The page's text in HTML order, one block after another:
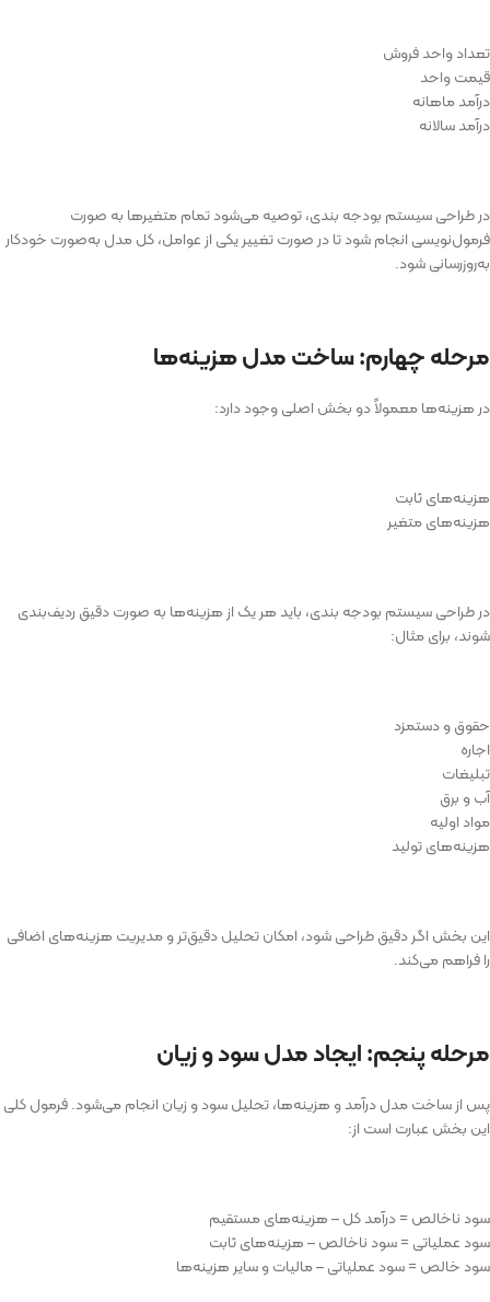
تعداد واحد فروش
قیمت واحد
درآمد ماهانه
درآمد سالانه
در طراحی سیستم بودجه بندی، توصیه می‌شود تمام متغیرها به صورت
فرمول‌نویسی انجام شود تا در صورت تغییر یکی از عوامل، کل مدل به‌صورت خودکار
به‌روزرسانی شود.
مرحله چهارم: ساخت مدل هزینه‌ها
در هزینه‌ها معمولاً دو بخش اصلی وجود دارد:
هزینه‌های ثابت
هزینه‌های متغیر
در طراحی سیستم بودجه بندی، باید هر یک از هزینه‌ها به صورت دقیق ردیف‌بندی
شوند، برای مثال:
حقوق و دستمزد
اجاره
تبلیغات
آب و برق
مواد اولیه
هزینه‌های تولید
این بخش اگر دقیق طراحی شود، امکان تحلیل دقیق‌تر و مدیریت هزینه‌های اضافی
را فراهم می‌کند.
مرحله پنجم: ایجاد مدل سود و زیان
پس از ساخت مدل درآمد و هزینه‌ها، تحلیل سود و زیان انجام می‌شود. فرمول کلی
این بخش عبارت است از:
سود ناخالص = درآمد کل – هزینه‌های مستقیم
سود عملیاتی = سود ناخالص – هزینه‌های ثابت
سود خالص = سود عملیاتی – مالیات و سایر هزینه‌ها